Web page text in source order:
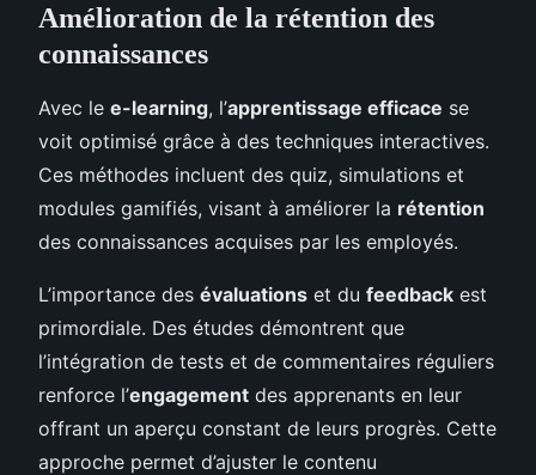
Amélioration de la rétention des
connaissances
Avec le e-learning, l’apprentissage efficace se
voit optimisé grâce à des techniques interactives.
Ces méthodes incluent des quiz, simulations et
modules gamifiés, visant à améliorer la rétention
des connaissances acquises par les employés.
L’importance des évaluations et du feedback est
primordiale. Des études démontrent que
l’intégration de tests et de commentaires réguliers
renforce l’engagement des apprenants en leur
offrant un aperçu constant de leurs progrès. Cette
approche permet d’ajuster le contenu